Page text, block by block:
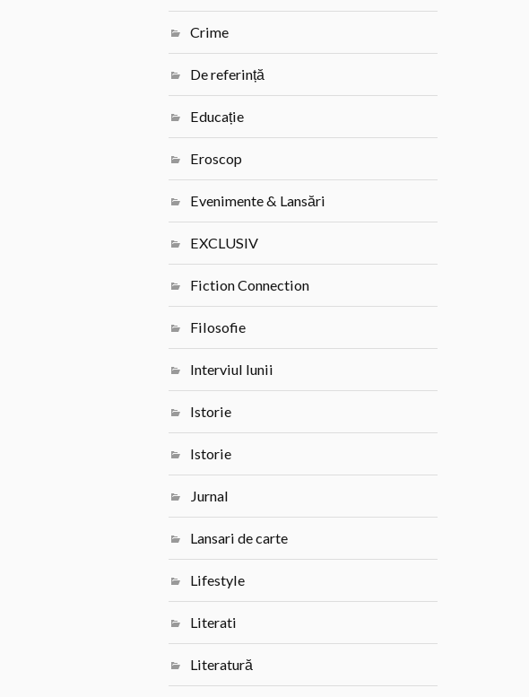
Crime
De referință
Educație
Eroscop
Evenimente & Lansări
EXCLUSIV
Fiction Connection
Filosofie
Interviul lunii
Istorie
Istorie
Jurnal
Lansari de carte
Lifestyle
Literati
Literatură